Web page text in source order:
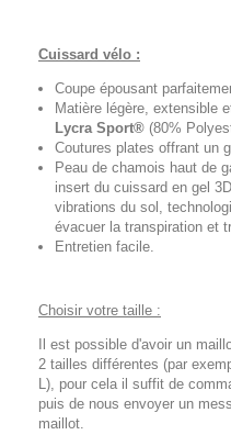
Cuissard vélo :
Coupe épousant
Matière légère, extensible
Lycra Sport® (80%
Coutures plates offrant un
Peau de chamois haut de
insert du cuissard en gel
vibrations du sol,
évacuer la transpiration et
Entretien facile.
Choisir votre taille :
Il est possible d'avoir un
2 tailles différentes (par
L), pour cela il suffit de
puis de nous envoyer un
maillot.